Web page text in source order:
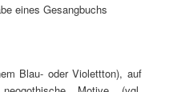
eines Gesangbuchs
Blau- oder Violettton), auf